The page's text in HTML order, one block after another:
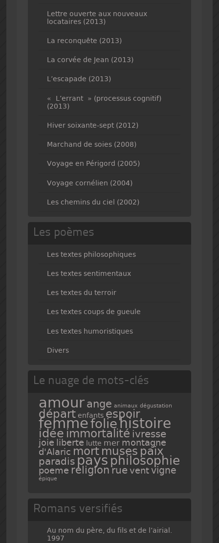
Lettre ouverte aux nouveaux
locataires (2013)
La reconquête (2013)
La corvée de Jean (2013)
L’escapade (2013)
« L’errant » (processus cognitif)
(2013)
Hiver soixante-sept (2012)
Marchand de soies (2008)
Voyage en Périgord (2005)
Voyage cornélien (2004)
Les chemins du ciel (2002)
Les poèmes
Les textes philosophiques
Les textes sentimentaux
Les textes du terroir
Les textes coups de gueule
Les textes humoristiques
Divers
Le nuage de mots-clés
amour ange animaux dégustation
départ enfants espoir
femmefoliehistoire
idée immortalité ivresse
joie liberte lutte mer montagne
d'Alaric mort muses paix
paradis pays philosophie
poeme religion rue vent vigne
épique
Romans versifiés
Au nom du père, du fils et de l’airial.
1997